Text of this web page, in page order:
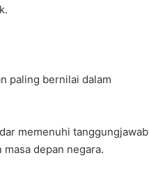
paling bernilai dalam
memenuhi tanggungjawab
depan negara.